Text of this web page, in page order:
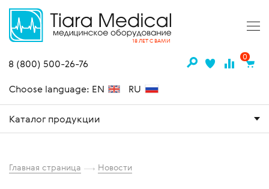
18 ЛЕТ С ВАМИ
8 (800) 500-26-76
0
Choose language: EN RU
Каталог продукции
Главная страница Новости